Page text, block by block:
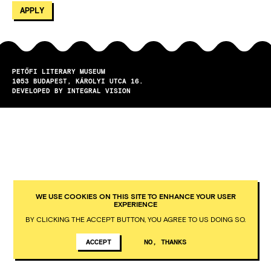
PETŐFI LITERARY MUSEUM
1053
BUDAPEST
KÁROLYI UTCA 16.
DEVELOPED BY INTEGRAL VISION
WE USE COOKIES ON THIS SITE TO ENHANCE YOUR USER
EXPERIENCE
BY CLICKING THE ACCEPT BUTTON, YOU AGREE TO US DOING SO.
ACCEPT NO, THANKS